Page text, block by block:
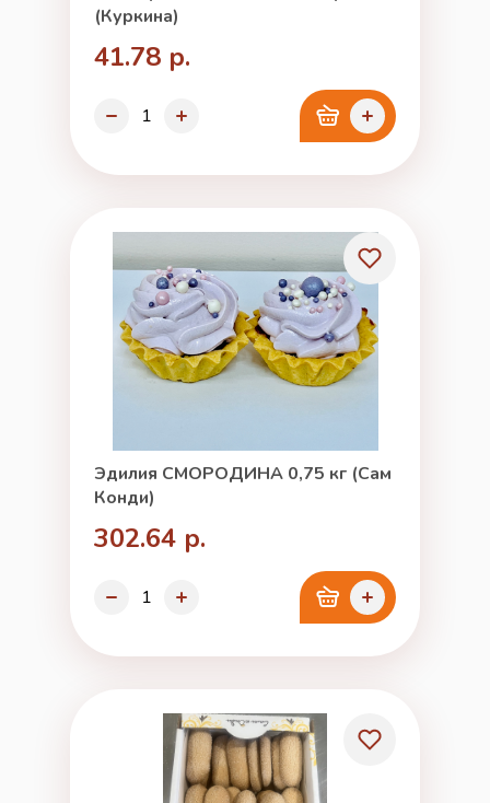
(Куркина)
41.78 р.
Эдилия СМОРОДИНА 0,75 кг (Сам
Конди)
302.64 р.